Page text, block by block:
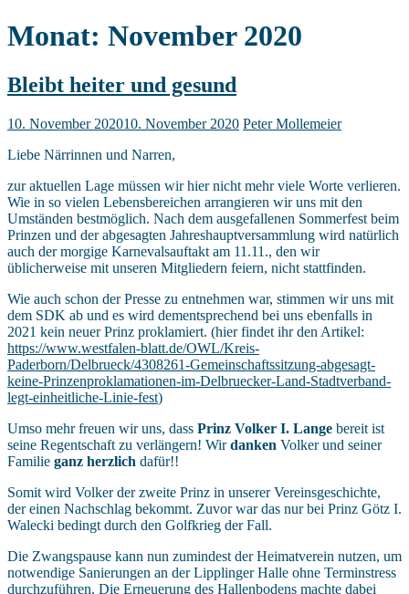
Monat: November 2020
Bleibt heiter und gesund
10. November 202010. November 2020 Peter Mollemeier
Liebe Närrinnen und Narren,
zur aktuellen Lage müssen wir hier nicht mehr viele Worte verlieren.
Wie in so vielen Lebensbereichen arrangieren wir uns mit den
Umständen bestmöglich. Nach dem ausgefallenen Sommerfest beim
Prinzen und der abgesagten Jahreshauptversammlung wird natürlich
auch der morgige Karnevalsauftakt am 11.11., den wir
üblicherweise mit unseren Mitgliedern feiern, nicht stattfinden.
Wie auch schon der Presse zu entnehmen war, stimmen wir uns mit
dem SDK ab und es wird dementsprechend bei uns ebenfalls in
2021 kein neuer Prinz proklamiert. (hier findet ihr den Artikel:
https://www.westfalen-blatt.de/OWL/Kreis-
Paderborn/Delbrueck/4308261-Gemeinschaftssitzung-abgesagt-
keine-Prinzenproklamationen-im-Delbruecker-Land-Stadtverband-
legt-einheitliche-Linie-fest)
Umso mehr freuen wir uns, dass Prinz Volker I. Lange bereit ist
seine Regentschaft zu verlängern! Wirdanken Volker und seiner
Familie ganz herzlich dafür!!
Somit wird Volker der zweite Prinz in unserer Vereinsgeschichte,
der einen Nachschlag bekommt. Zuvor war das nur bei Prinz Götz I.
Walecki bedingt durch den Golfkrieg der Fall.
Die Zwangspause kann nun zumindest der Heimatverein nutzen, um
notwendige Sanierungen an der Lipplinger Halle ohne Terminstress
durchzuführen. Die Erneuerung des Hallenbodens machte dabei